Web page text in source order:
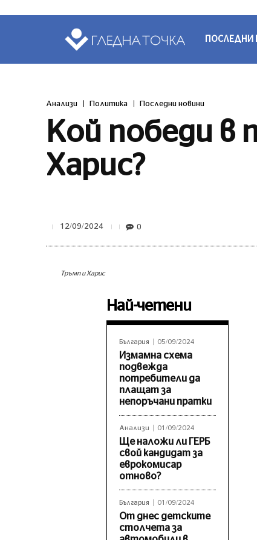
ПОСЛЕДНИ
Анализи Политика Последни новини
Кой победи в
Харис?
12/09/2024 0
Тръмп и Харис
Най-четени
България 05/09/2024
Измамна схема
подвежда
потребители да
плащат за
непоръчани пратки
Анализи 01/09/2024
Ще наложи ли ГЕРБ
свой кандидат за
еврокомисар
отново?
България 01/09/2024
От днес детските
столчета за